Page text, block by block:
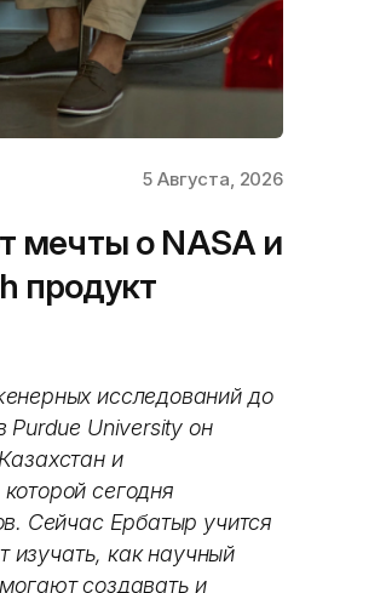
5 Августа, 2026
мечты о NASA и
продукт
исследований до
Purdue University он
и
сегодня
Сейчас Ербатыр учится
изучать, как научный
создавать и